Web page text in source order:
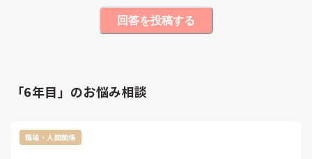
回答を投稿する
「6年目」のお悩み相談
職場・人間関係